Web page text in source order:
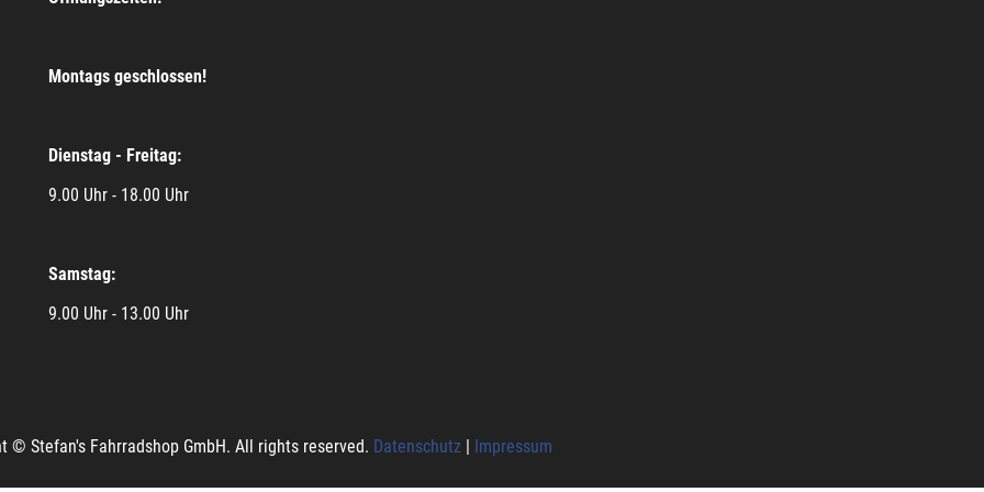
Montags geschlossen!
Dienstag - Freitag:
9.00 Uhr - 18.00 Uhr
Samstag:
9.00 Uhr - 13.00 Uhr
© Stefan's Fahrradshop GmbH. All rights reserved. Datenschutz | Impressum